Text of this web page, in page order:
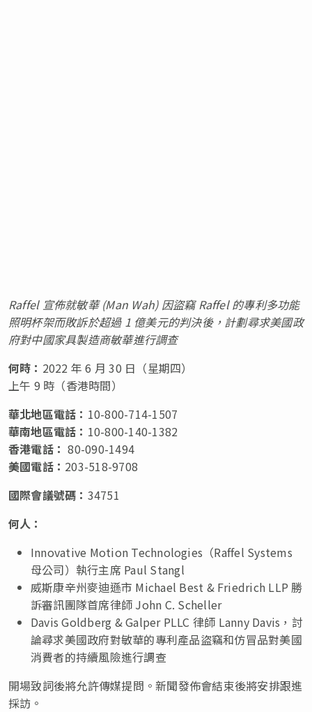
Raffel 宣佈就敏華(Man Wah) 因盜竊Raffel的專利多功能
照明杯架而敗訴於超過1 億美元的判決後，計劃尋求美國政
府對中國家具製造商敏華進行調查
何時： 2022 年 6 月 30 日（星期四）
上午 9 時（香港時間）
華北地區電話： 10-800-714-1507
華南地區電話： 10-800-140-1382
香港電話： 80-090-1494
美國電話： 203-518-9708
國際會議號碼： 34751
何人：
Innovative Motion Technologies（Raffel Systems
母公司）執行主席 Paul Stangl
威斯康辛州麥迪遜市 Michael Best & Friedrich LLP 勝
訴審訊團隊首席律師 John C. Scheller
Davis Goldberg & Galper PLLC 律師 Lanny Davis，討
論尋求美國政府對敏華的專利產品盜竊和仿冒品對美國
消費者的持續風險進行調查
開場致詞後將允許傳媒提問。新聞發佈會結束後將安排跟進
採訪。